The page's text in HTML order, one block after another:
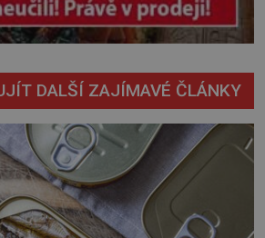
DALŠÍ ZAJÍMAVÉ ČLÁNKY